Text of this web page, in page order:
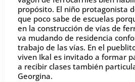
propósito. El niño protagonista
que poco sabe de escuelas
en la construcción de vías de
va mudando de residencia
trabajo de las vías. En el
viven Ikal es invitado a formar
a recibir clases también
Georgina.